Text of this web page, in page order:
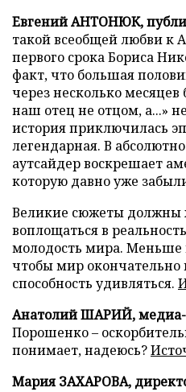
Евгений АНТОНЮК,
такой всеобщей любви к
первого срока Бориса
факт, что большая
через несколько месяцев
наш отец не отцом, а...»
история приключилась
легендарная. В
аутсайдер воскрешает
которую давно уже
Великие сюжеты должны
воплощаться в
молодость мира. Меньше
чтобы мир окончательно
способность удивляться.
Анатолий ШАРИЙ, медиа-
Порошенко –
понимает, надеюсь?
Мария ЗАХАРОВА,